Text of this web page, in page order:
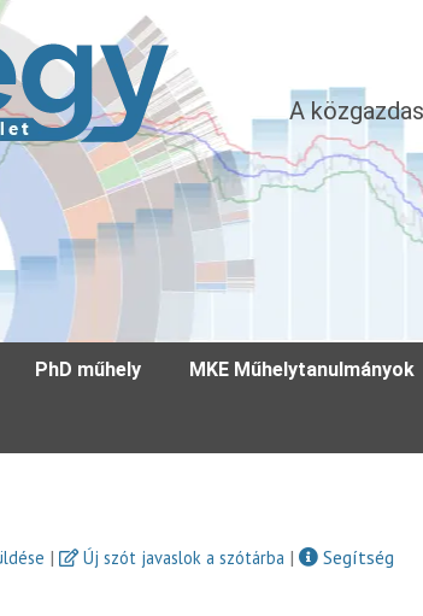
A
PhD műhely MKE Műhelytanulmányok
| Új szót javaslok a szótárba |
Segítség